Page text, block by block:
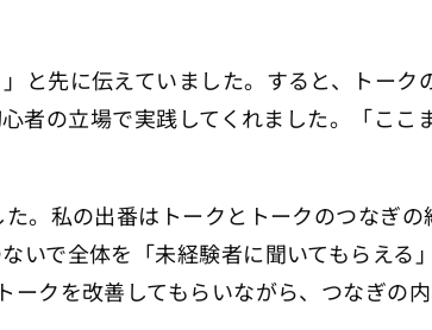
と先に伝えていました。すると、トーク
の立場で実践してくれました。「ここ
。私の出番はトークとトークのつなぎ
いで全体を「未経験者に聞いてもらえる
クを改善してもらいながら、つなぎの